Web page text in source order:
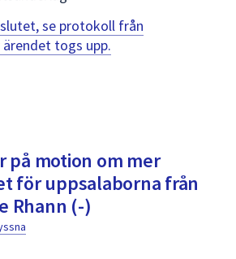
att
navigera
mellan
välja
något
se protokoll från
togs upp.
på motion om mer
för uppsalaborna från
Rhann (-)